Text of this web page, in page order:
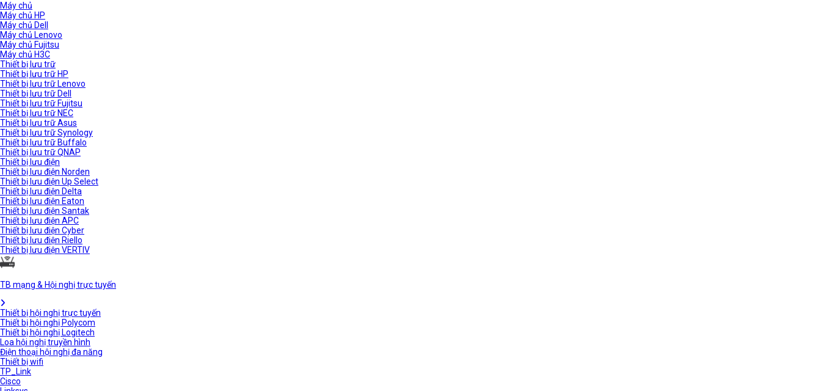
Máy chủ
Máy chủ HP
Máy chủ Dell
Máy chủ Lenovo
Máy chủ Fujitsu
Máy chủ H3C
Thiết bị lưu trữ
Thiết bị lưu trữ HP
Thiết bị lưu trữ Lenovo
Thiết bị lưu trữ Dell
Thiết bị lưu trữ Fujitsu
Thiết bị lưu trữ NEC
Thiết bị lưu trữ Asus
Thiết bị lưu trữ Synology
Thiết bị lưu trữ Buffalo
Thiết bị lưu trữ QNAP
Thiết bị lưu điện
Thiết bị lưu điện Norden
Thiết bị lưu điện Up Select
Thiết bị lưu điện Delta
Thiết bị lưu điện Eaton
Thiết bị lưu điện Santak
Thiết bị lưu điện APC
Thiết bị lưu điện Cyber
Thiết bị lưu điện Riello
Thiết bị lưu điện VERTIV
TB mạng & Hội nghị trực tuyến
Thiết bị hội nghị trực tuyến
Thiết bị hội nghị Polycom
Thiết bị hội nghị Logitech
Loa hội nghị truyền hình
Điện thoại hội nghị đa năng
Thiết bị wifi
TP_Link
Cisco